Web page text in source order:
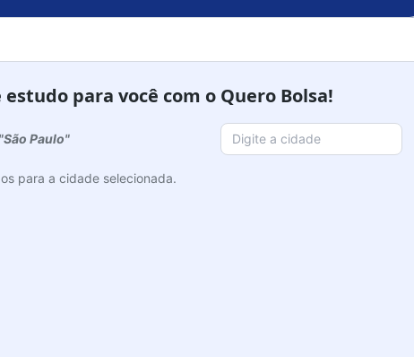
para você com o Quero Bolsa!
"São Paulo"
para a cidade selecionada.